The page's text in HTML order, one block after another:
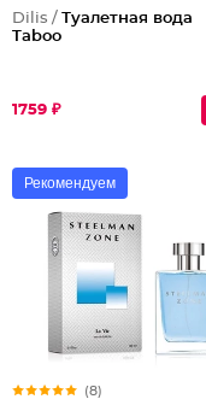
Dilis / Туалетная вода
Taboo
1759 ₽
Рекомендуем
(8)